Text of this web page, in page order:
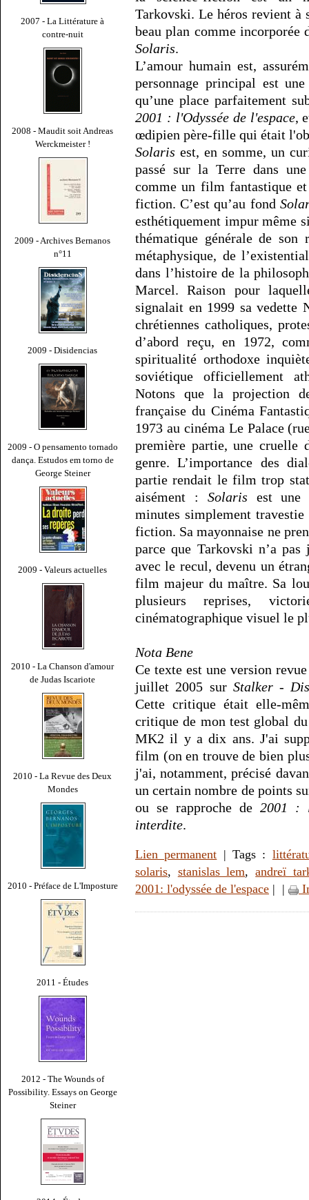
2007 - La Littérature à
contre-nuit
2008 - Maudit soit Andreas
Werckmeister !
2009 - Archives Bernanos
n°11
2009 - Disidencias
2009 - O pensamento tornado
dança. Estudos em torno de
George Steiner
2009 - Valeurs actuelles
2010 - La Chanson d'amour
de Judas Iscariote
2010 - La Revue des Deux
Mondes
2010 - Préface de L'Imposture
2011 - Études
2012 - The Wounds of
Possibility. Essays on George
Steiner
Tarkovski. Le héros revient à
beau plan comme incorporée
Solaris.
L’amour humain est,
personnage principal est
qu’une place parfaitement
2001 : l'Odyssée de l'espace,
œdipien père-fille qui était
Solaris est, en somme, un
passé sur la Terre dans
comme un film fantastique
fiction. C’est qu’au fond
esthétiquement impur même
thématique générale de son
métaphysique, de
dans l’histoire de la
Marcel. Raison pour
signalait en 1999 sa vedette
chrétiennes catholiques,
d’abord reçu, en 1972,
spiritualité orthodoxe
soviétique officiellement
Notons que la projection
française du Cinéma
1973 au cinéma Le Palace
première partie, une cruelle
genre. L’importance des
partie rendait le film trop
aisément : Solaris est une
minutes simplement travestie
fiction. Sa mayonnaise ne
parce que Tarkovski n’a
avec le recul, devenu un
film majeur du maître. Sa
plusieurs reprises,
cinématographique visuel le
Nota Bene
Ce texte est une version
juillet 2005 sur Stalker -
Cette critique était elle-
critique de mon test global
MK2 il y a dix ans. J'ai
film (on en trouve de bien
j'ai, notamment, précisé
un certain nombre de points
ou se rapproche de 2001 :
interdite.
Lien permanent | Tags :
solaris, stanislas lem,andreï
2001: l'odyssée de l'espace | |